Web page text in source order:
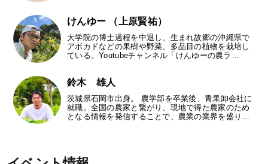
けんゆー （上原賢祐）
大学院の博士過程を中退し、生まれ故郷の沖縄県で
アボカドなどの果樹や野菜、多品目の植物を栽培し
ている。Youtubeチャンネル「けんゆーの農ラ…
鈴木 雄人
茨城県石岡市出身。 農学部を卒業後、青果卸会社に
就職。全国の農家と繋がり、現地で得た農家のため
となる情報を発信することで、農業の業界を盛り…